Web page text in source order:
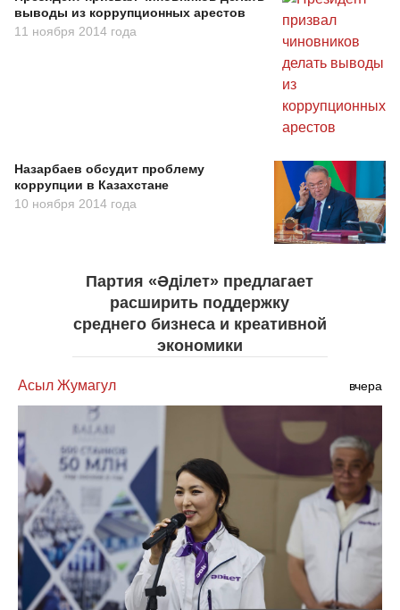
выводы из коррупционных арестов
11 ноября 2014 года
Назарбаев обсудит проблему
коррупции в Казахстане
10 ноября 2014 года
Партия «Әділет» предлагает
расширить поддержку
среднего бизнеса и креативной
экономики
Асыл Жумагул вчера